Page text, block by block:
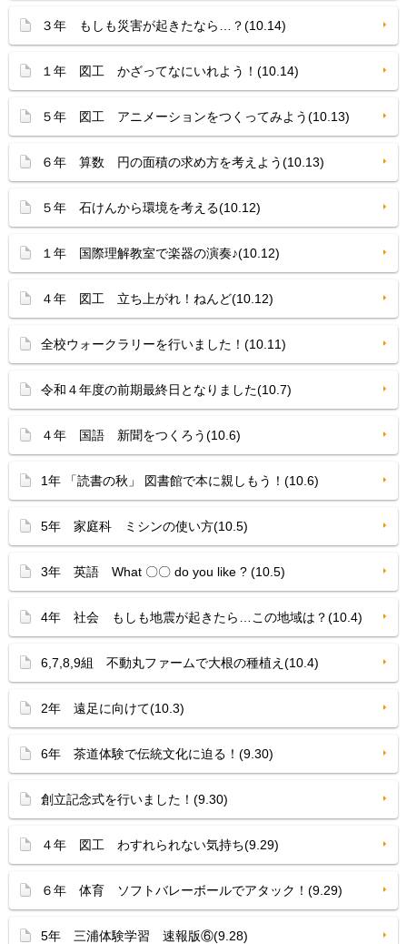
３年 もしも災害が起きたなら…？(10.14)
１年 図工 かざってなにいれよう！(10.14)
５年 図工 アニメーションをつくってみよう(10.13)
６年 算数 円の面積の求め方を考えよう(10.13)
５年 石けんから環境を考える(10.12)
１年 国際理解教室で楽器の演奏♪(10.12)
４年 図工 立ち上がれ！ねんど(10.12)
全校ウォークラリーを行いました！(10.11)
令和４年度の前期最終日となりました(10.7)
４年 国語 新聞をつくろう(10.6)
1年 「読書の秋」 図書館で本に親しもう！(10.6)
5年 家庭科 ミシンの使い方(10.5)
3年 英語 What 〇〇 do you like ? (10.5)
4年 社会 もしも地震が起きたら…この地域は？(10.4)
6,7,8,9組 不動丸ファームで大根の種植え(10.4)
2年 遠足に向けて(10.3)
6年 茶道体験で伝統文化に迫る！(9.30)
創立記念式を行いました！(9.30)
４年 図工 わすれられない気持ち(9.29)
６年 体育 ソフトバレーボールでアタック！(9.29)
5年 三浦体験学習 速報版⑥(9.28)